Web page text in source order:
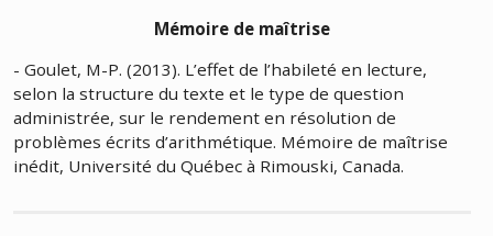
Mémoire de maîtrise
- Goulet, M-P. (2013). L’effet de l’habileté en lecture,
selon la structure du texte et le type de question
administrée, sur le rendement en résolution de
problèmes écrits d’arithmétique. Mémoire de maîtrise
inédit, Université du Québec à Rimouski, Canada.